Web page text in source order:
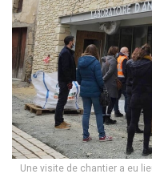
Une visite de chantier a eu